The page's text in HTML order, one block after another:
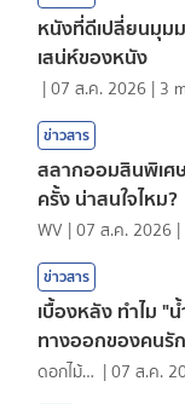
หนังที่ดีเปลี่ยนมุมม
เสน่ห์ของหนัง
|07 ส.ค. 2026 | 3
ข่าวสาร
สลากออมสินพิเศ
ครั้ง น่าสนใจไหม?
WV |07 ส.ค. 2026 |
ข่าวสาร
เบื้องหลัง ทำไม "
ทางออกของคนรั
ดอกไม้กับสายน้ำ |07 ส.ค.